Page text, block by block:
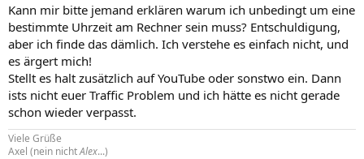
Kann mir bitte jemand erklären warum ich unbedingt um eine
bestimmte Uhrzeit am Rechner sein muss? Entschuldigung,
aber ich finde das dämlich. Ich verstehe es einfach nicht, und
es ärgert mich!
Stellt es halt zusätzlich auf YouTube oder sonstwo ein. Dann
ists nicht euer Traffic Problem und ich hätte es nicht gerade
schon wieder verpasst.
Viele Grüße
Axel (nein nichtAlex...)